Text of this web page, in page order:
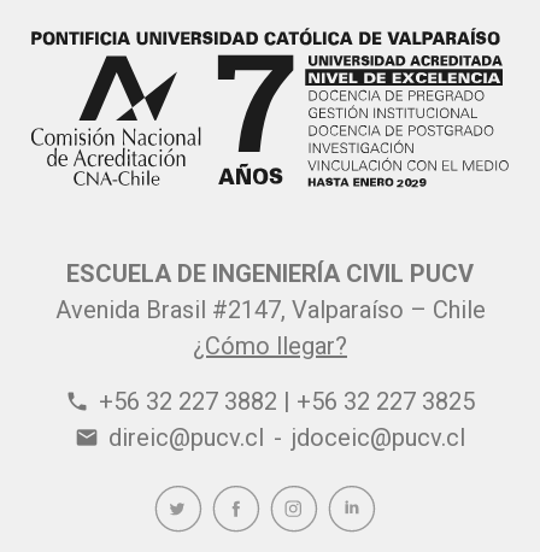
ESCUELA DE INGENIERÍA CIVIL PUCV
Avenida Brasil #2147, Valparaíso – Chile
¿Cómo llegar?
phone +56 32 227 3882 | +56 32 227 3825
email direic@pucv.cl - jdoceic@pucv.cl